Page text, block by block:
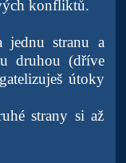
konfliktů.
jednu stranu a
druhou (dříve
útoky
strany si až